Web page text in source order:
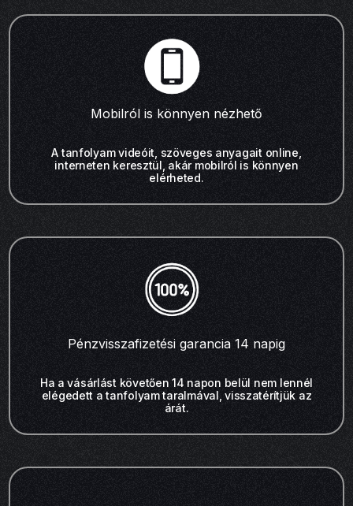
Mobilról is könnyen nézhető
A tanfolyam videóit, szöveges anyagait online,
interneten keresztül, akár mobilról is könnyen
elérheted.
Pénzvisszafizetési garancia 14 napig
Ha a vásárlást követően 14 napon belül nem lennél
elégedett a tanfolyam taralmával, visszatérítjük az
árát.